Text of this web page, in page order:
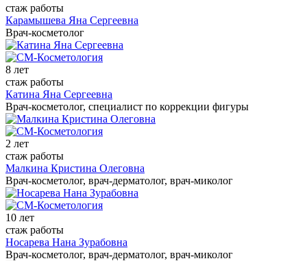
стаж работы
Карамышева Яна Сергеевна
Врач-косметолог
8 лет
стаж работы
Катина Яна Сергеевна
Врач-косметолог, специалист по коррекции фигуры
2 лет
стаж работы
Малкина Кристина Олеговна
Врач-косметолог, врач-дерматолог, врач-миколог
10 лет
стаж работы
Носарева Нана Зурабовна
Врач-косметолог, врач-дерматолог, врач-миколог